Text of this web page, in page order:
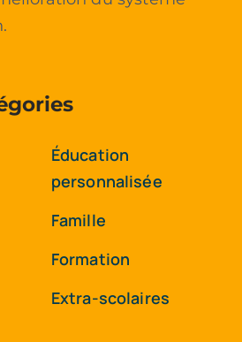
Éducation
personnalisée
Famille
Formation
Extra-scolaires